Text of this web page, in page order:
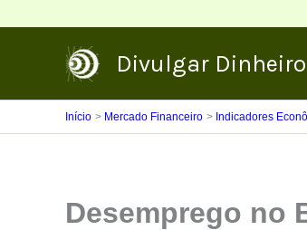
Divulgar Dinheiro
Início Mercado Financeiro Indicadores
Desemprego no